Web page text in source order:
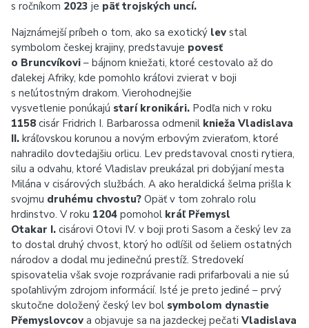
s ročníkom 2023 je päť trojských uncí.
Najznámejší príbeh o tom, ako sa exotický lev stal
symbolom českej krajiny, predstavuje povesť
o Bruncvíkovi – bájnom kniežati, ktoré cestovalo až do
ďalekej Afriky, kde pomohlo kráľovi zvierat v boji
s neľútostným drakom. Vierohodnejšie
vysvetlenie ponúkajú starí kronikári. Podľa nich v roku
1158 cisár Fridrich I. Barbarossa odmenil knieža Vladislava
II. kráľovskou korunou a novým erbovým zvieraťom, ktoré
nahradilo dovtedajšiu orlicu. Lev predstavoval cnosti rytiera,
silu a odvahu, ktoré Vladislav preukázal pri dobýjaní mesta
Milána v cisárových službách. A ako heraldická šelma prišla k
svojmu druhému chvostu? Opäť v tom zohralo rolu
hrdinstvo. V roku 1204 pomohol kráľ Přemysl
Otakar I. cisárovi Otovi IV. v boji proti Sasom a český lev za
to dostal druhý chvost, ktorý ho odlíšil od šeliem ostatných
národov a dodal mu jedinečnú prestíž. Stredovekí
spisovatelia však svoje rozprávanie radi prifarbovali a nie sú
spoľahlivým zdrojom informácií. Isté je preto jediné – prvý
skutočne doložený český lev bol symbolom dynastie
Přemyslovcov a objavuje sa na jazdeckej pečati Vladislava